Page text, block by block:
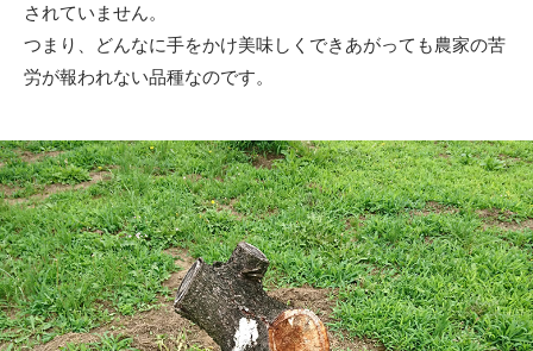
されていません。
つまり、どんなに手をかけ美味しくできあがっても農家の苦
労が報われない品種なのです。